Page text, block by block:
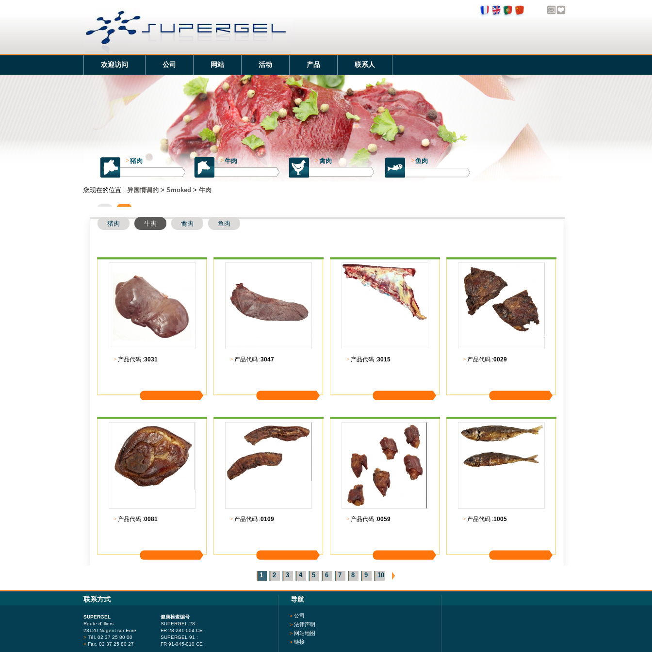
欢迎访问 公司 网站 活动 产品 联系人
>猪肉 >牛肉 >禽肉 >鱼肉
您现在的位置 : 异国情调的 > Smoked > 牛肉
猪肉 牛肉 禽肉 鱼肉
> 产品代码 :3031 > 产品代码 :3047 > 产品代码 :3015 > 产品代码 :0029
> 产品代码 :0081 > 产品代码 :0109 > 产品代码 :0059 > 产品代码 :1005
1 2 3 4 5 6 7 8 9 10
联系方式
SUPERGEL
Route d'Illiers
28120 Nogent sur Eure
> Tél. 02 37 25 80 00
> Fax. 02 37 25 80 27
健康检查编号
SUPERGEL 28 :
FR 28-281-004 CE
SUPERGEL 91 :
FR 91-045-010 CE
导航
> 公司
> 法律声明
> 网站地图
> 链接